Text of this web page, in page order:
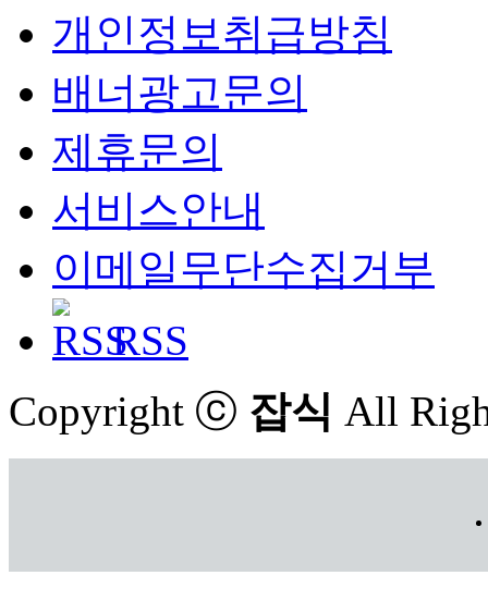
개인정보취급방침
배너광고문의
제휴문의
서비스안내
이메일무단수집거부
RSS
Copyright ⓒ 잡식 All